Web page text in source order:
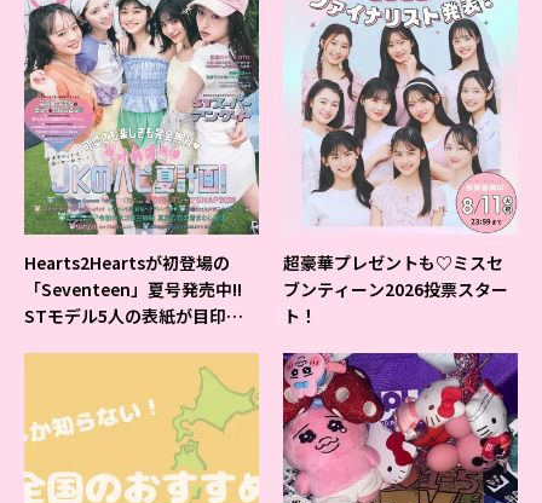
Hearts2Heartsが初登場の
「Seventeen」夏号発売中!!
STモデル5人の表紙が目印だ
超豪華プレゼントも♡ミスセ
ブンティーン2026投票スター
ト！